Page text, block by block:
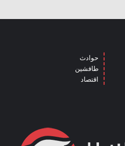
حوادث
طافشين
اقتصاد